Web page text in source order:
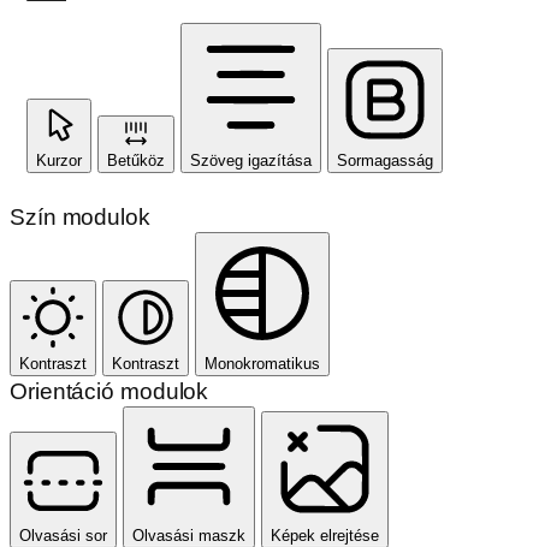
Kurzor Betűköz Szöveg igazítása Sormagasság
Szín modulok
Kontraszt Kontraszt Monokromatikus
Orientáció modulok
Olvasási sor Olvasási maszk Képek elrejtése